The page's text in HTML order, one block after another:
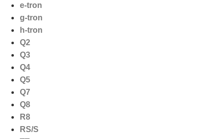
e-tron
g-tron
h-tron
Q2
Q3
Q4
Q5
Q7
Q8
R8
RS/S